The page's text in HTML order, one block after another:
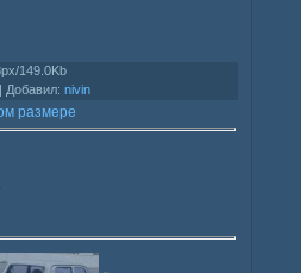
149.0Kb
Добавил: nivin
размере